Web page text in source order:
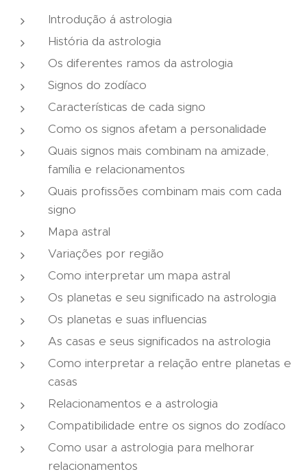
Introdução á astrologia
História da astrologia
Os diferentes ramos da astrologia
Signos do zodíaco
Características de cada signo
Como os signos afetam a personalidade
Quais signos mais combinam na amizade,
família e relacionamentos
Quais profissões combinam mais com cada
signo
Mapa astral
Variações por região
Como interpretar um mapa astral
Os planetas e seu significado na astrologia
Os planetas e suas influencias
As casas e seus significados na astrologia
Como interpretar a relação entre planetas e
casas
Relacionamentos e a astrologia
Compatibilidade entre os signos do zodíaco
Como usar a astrologia para melhorar
relacionamentos